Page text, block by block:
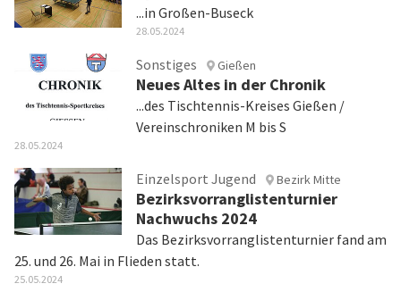
...in Großen-Buseck
28.05.2024
Sonstiges Gießen
Neues Altes in der Chronik
...des Tischtennis-Kreises Gießen /
Vereinschroniken M bis S
28.05.2024
Einzelsport Jugend Bezirk Mitte
Bezirksvorranglistenturnier
Nachwuchs 2024
Das Bezirksvorranglistenturnier fand am
25. und 26. Mai in Flieden statt.
25.05.2024